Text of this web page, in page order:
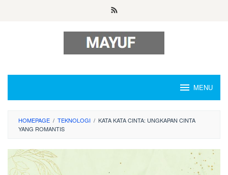
MENU
HOMEPAGE / TEKNOLOGI / KATA KATA CINTA: UNGKAPAN CINTA
YANG ROMANTIS